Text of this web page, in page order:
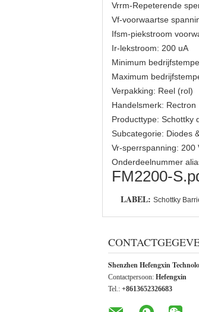
Vrrm-Repeterende
Vf-voorwaartse
Ifsm-piekstroom
Ir-lekstroom: 200 uA
Minimum
Maximum
Verpakking: Reel (rol)
Handelsmerk: Rectron
Producttype: Schottky
Subcategorie: Diodes
Vr-sperrspanning: 200
Onderdeelnummer
FM2200-
LABEL: Schottky
Shenzhen Hefengxin
Contactpersoon: Hefengxin
Tel.: +8613652326683